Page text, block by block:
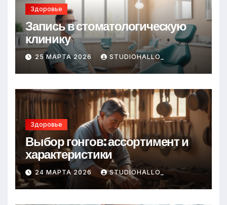
Здоровье
Запись в стоматологическую
клинику
25 МАРТА 2026 STUDIOHALLO_
Здоровье
Выбор гонгов: ассортимент и
характеристики
24 МАРТА 2026 STUDIOHALLO_